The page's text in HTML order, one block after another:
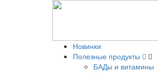
Новинки
Полезные продукты
БАДы и витамины